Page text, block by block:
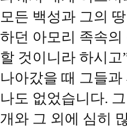
모든 백성과 그의
하던 아모리 족속
할 것이니라 하시
나아갔을 때 그들
나도 없었습니다.
개와 그 외에 심히